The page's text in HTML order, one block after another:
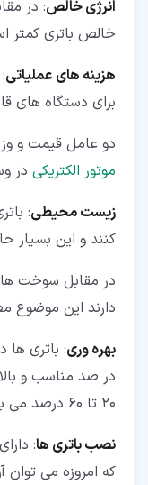
انرژی خالص: در
خالص باتری کمتر
هزینه های عملیاتی
برای دستگاه های
دو عامل قیمت و
موتور الکتریکی در
زیست محیطی:
کنند و این بسیار
در مقابل سوخت
دارند این موضوع
بهره وری
در صد مناسب و
20 تا 60 درصد می باشد.
نصب باتری ها:
که امروزه می توان